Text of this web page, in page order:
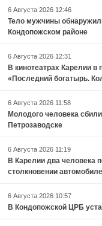
6 Августа 2026 12:46
Тело мужчины
Кондопожском районе
6 Августа 2026 12:31
В кинотеатрах Карелии в
«Последний богатырь.
6 Августа 2026 11:58
Молодого человека
Петрозаводске
6 Августа 2026 11:19
В Карелии два человека
столкновении
6 Августа 2026 10:57
В Кондопожской ЦРБ